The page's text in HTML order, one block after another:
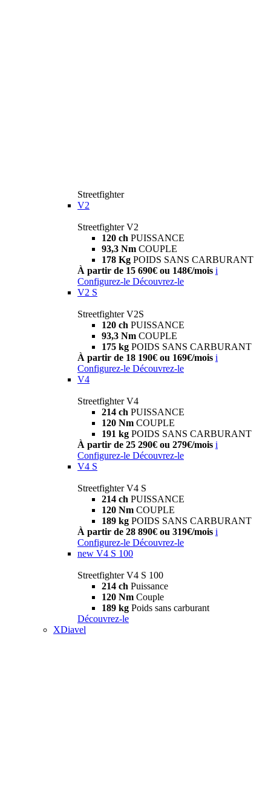
Streetfighter
V2
Streetfighter V2
120 ch PUISSANCE
93,3 Nm COUPLE
178 Kg POIDS SANS CARBURANT
À partir de 15 690€ ou 148€/mois i
Configurez-le Découvrez-le
V2 S
Streetfighter V2S
120 ch PUISSANCE
93,3 Nm COUPLE
175 kg POIDS SANS CARBURANT
À partir de 18 190€ ou 169€/mois i
Configurez-le Découvrez-le
V4
Streetfighter V4
214 ch PUISSANCE
120 Nm COUPLE
191 kg POIDS SANS CARBURANT
À partir de 25 290€ ou 279€/mois i
Configurez-le Découvrez-le
V4 S
Streetfighter V4 S
214 ch PUISSANCE
120 Nm COUPLE
189 kg POIDS SANS CARBURANT
À partir de 28 890€ ou 319€/mois i
Configurez-le Découvrez-le
new V4 S 100
Streetfighter V4 S 100
214 ch Puissance
120 Nm Couple
189 kg Poids sans carburant
Découvrez-le
XDiavel